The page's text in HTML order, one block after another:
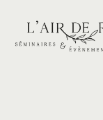
contenu